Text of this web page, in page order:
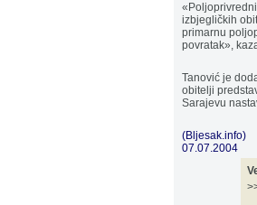
izbjegličkih
primarnu
povratak»,
Tanović je
obitelji
Sarajevu
(Bljesak.info)
07.07.2004